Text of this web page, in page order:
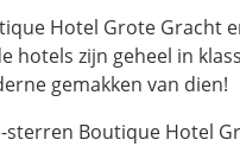
Hotel Grote Gracht
hotels zijn geheel in
gemakken van dien!
sterren Boutique Hotel